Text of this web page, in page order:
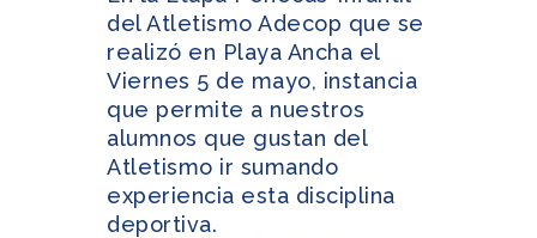
del Atletismo Adecop que se
realizó en Playa Ancha el
Viernes 5 de mayo, instancia
que permite a nuestros
alumnos que gustan del
Atletismo ir sumando
experiencia esta disciplina
deportiva.